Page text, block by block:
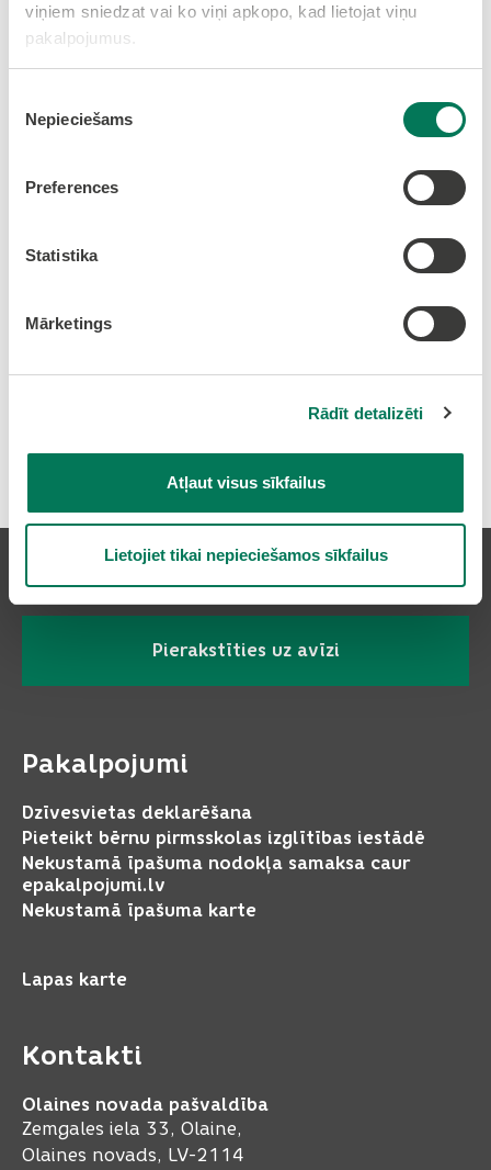
viņiem sniedzat vai ko viņi apkopo, kad lietojat viņu
pakalpojumus.
izvēle
Nepieciešams
Preferences
Statistika
Mārketings
Rādīt detalizēti
Atļaut visus sīkfailus
Lietojiet tikai nepieciešamos sīkfailus
2020.gads
3.ceturksnis
4.ceturksnis
1.ceturksnis
3.ceturksnis
Pierakstīties uz avīzi
Pakalpojumi
Dzīvesvietas deklarēšana
Pieteikt bērnu pirmsskolas izglītības iestādē
Nekustamā īpašuma nodokļa samaksa caur
epakalpojumi.lv
Nekustamā īpašuma karte
Lapas karte
Kontakti
Olaines novada pašvaldība
Zemgales iela 33, Olaine,
Olaines novads, LV-2114